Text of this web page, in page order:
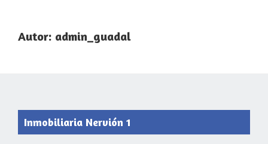
Autor: admin_guadal
FooterInmobiliaria Nervión 1